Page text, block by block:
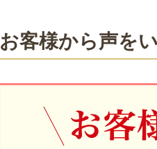
お客様から声を